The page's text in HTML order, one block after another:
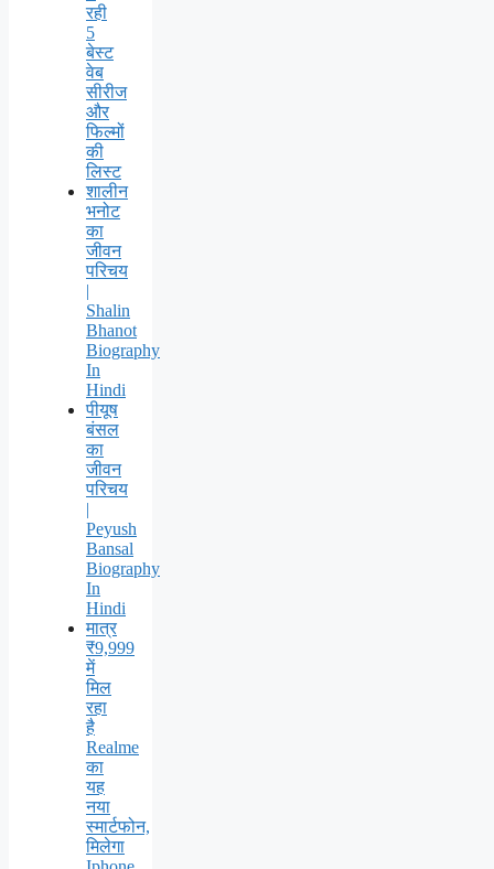
रही
5
बेस्ट
वेब
सीरीज
और
फिल्मों
की
लिस्ट
शालीन
भनोट
का
जीवन
परिचय
|
Shalin
Bhanot
Biography
In
Hindi
पीयूष
बंसल
का
जीवन
परिचय
|
Peyush
Bansal
Biography
In
Hindi
मात्र
₹9,999
में
मिल
रहा
है
Realme
का
यह
नया
स्मार्टफोन,
मिलेगा